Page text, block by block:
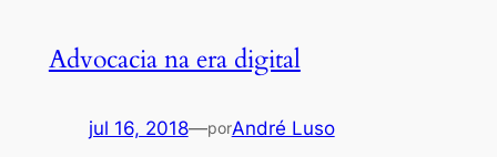
Advocacia na era digital
jul 16, 2018—porAndré Luso